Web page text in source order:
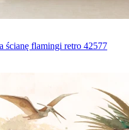
ścianę flamingi retro 42577